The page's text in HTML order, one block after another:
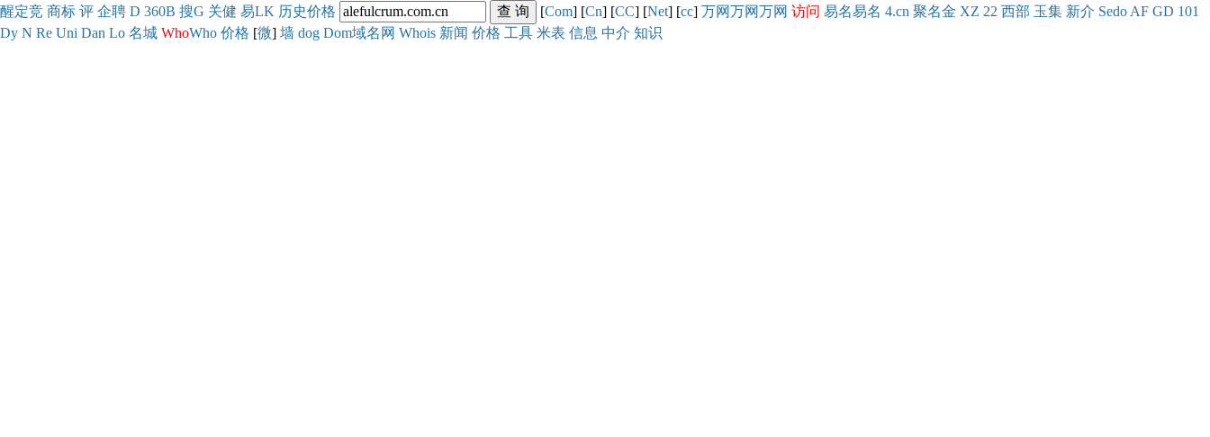
醒定竞 商标 评 企聘 D 360B 搜G 关健 易LK 历史价格 [Com] [Cn] [CC] [Net] [cc] 万网万网万网 访问 易名易名 4.cn 聚名金 XZ 22 西部 玉集 新介 Sedo AF GD 101
Dy N Re Uni Dan Lo 名城 WhoWho 价格 [微] 墙 dog Dom域名网 Whois 新闻 价格 工具 米表 信息 中介 知识